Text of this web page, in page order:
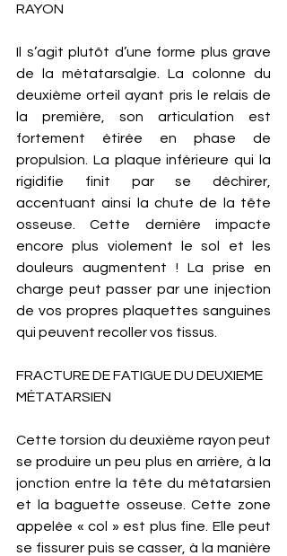
RAYON
Il s’agit plutôt d’une forme plus grave
de la métatarsalgie. La colonne du
deuxième orteil ayant pris le relais de
la première, son articulation est
fortement étirée en phase de
propulsion. La plaque inférieure qui la
rigidifie finit par se déchirer,
accentuant ainsi la chute de la tête
osseuse. Cette dernière impacte
encore plus violement le sol et les
douleurs augmentent ! La prise en
charge peut passer par une injection
de vos propres plaquettes sanguines
qui peuvent recoller vos tissus.
FRACTURE DE FATIGUE DU DEUXIEME
MÉTATARSIEN
Cette torsion du deuxième rayon peut
se produire un peu plus en arrière, à la
jonction entre la tête du métatarsien
et la baguette osseuse. Cette zone
appelée « col » est plus fine. Elle peut
se fissurer puis se casser, à la manière